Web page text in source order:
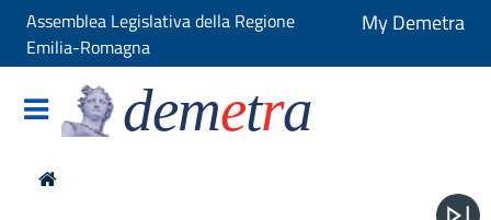
Assemblea Legislativa della Regione
Emilia-Romagna
My Demetra
demetra